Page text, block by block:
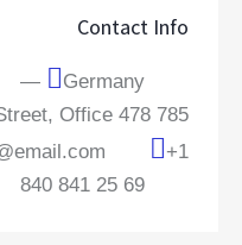
Contact Info
Germany —
785 15h Street, Office 478
+1
840 841 25 69